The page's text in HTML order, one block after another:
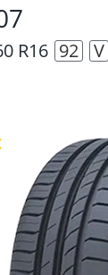
R16 92 V